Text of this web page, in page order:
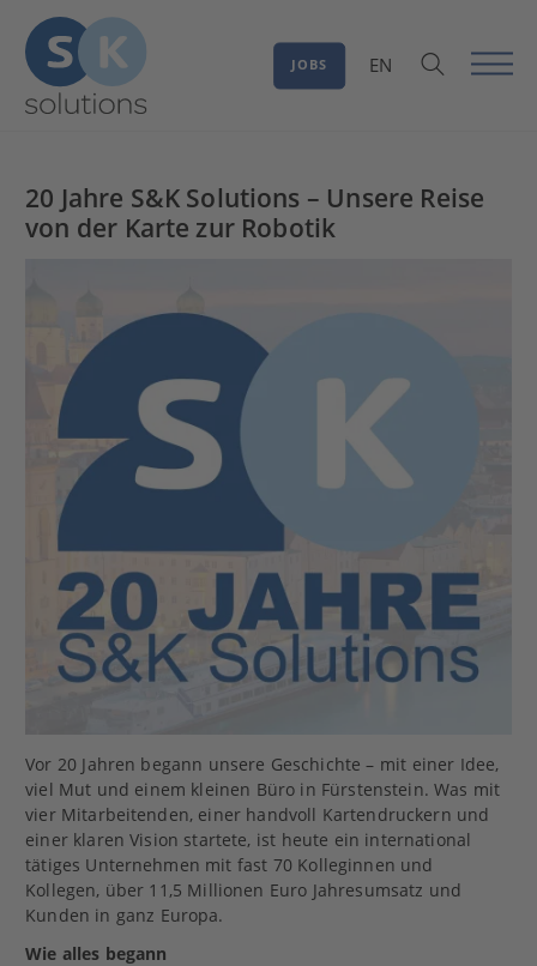
JOBS EN
20 Jahre S&K Solutions – Unsere Reise
von der Karte zur Robotik
Vor 20 Jahren begann unsere Geschichte – mit einer Idee,
viel Mut und einem kleinen Büro in Fürstenstein. Was mit
vier Mitarbeitenden, einer handvoll Kartendruckern und
einer klaren Vision startete, ist heute ein international
tätiges Unternehmen mit fast 70 Kolleginnen und
Kollegen, über 11,5 Millionen Euro Jahresumsatz und
Kunden in ganz Europa.
Wie alles begann